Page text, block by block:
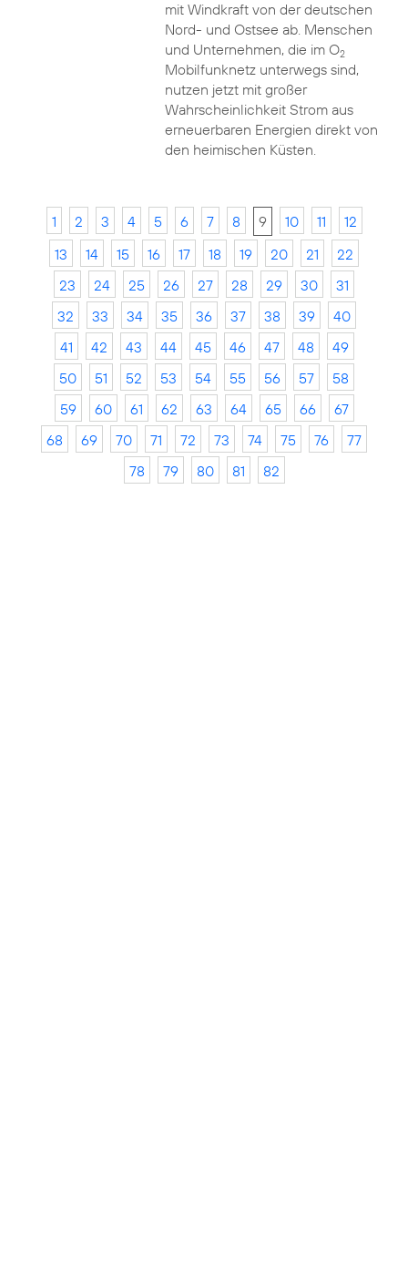
mit Windkraft von der deutschen
Nord- und Ostsee ab. Menschen
und Unternehmen, die im O2
Mobilfunknetz unterwegs sind,
nutzen jetzt mit großer
Wahrscheinlichkeit Strom aus
erneuerbaren Energien direkt von
den heimischen Küsten.
1 2 3 4 5 6 7 8 9 10 11
12
13
14 15 16 17 18 19 20 21
22
23
24 25 26 27 28 29 30
31
32
33 34 35 36 37 38 39
40
41
42 43 44 45 46 47 48
49
50
51 52 53 54 55 56 57
58
59
60 61 62 63 64 65 66
67
68
69 70 71 72 73 74 75 76
77
78
79 80 81 82